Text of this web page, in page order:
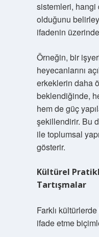
sistemleri, hangi
olduğunu
ifadenin
Örneğin, bir
heyecanlarını
erkeklerin daha
beklendiğinde,
hem de güç
şekillendirir. Bu
ile toplumsal
gösterir.
Kültürel
Tartışmalar
Farklı
ifade etme